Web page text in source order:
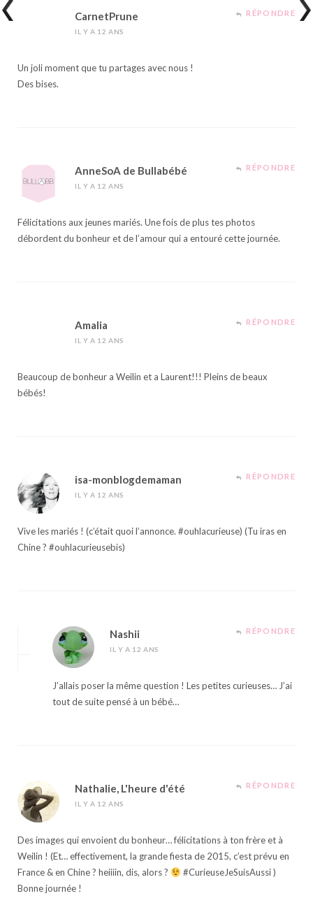
CarnetPrune
IL Y A 12 ANS
RÉPONDRE
Un joli moment que tu partages avec nous !
Des bises.
AnneSoA de Bullabébé
IL Y A 12 ANS
RÉPONDRE
Félicitations aux jeunes mariés. Une fois de plus tes photos
débordent du bonheur et de l’amour qui a entouré cette journée.
Amalia
IL Y A 12 ANS
RÉPONDRE
Beaucoup de bonheur a Weilin et a Laurent!!! Pleins de beaux
bébés!
isa-monblogdemaman
IL Y A 12 ANS
RÉPONDRE
Vive les mariés ! (c’était quoi l’annonce. #ouhlacurieuse) (Tu iras en
Chine ? #ouhlacurieusebis)
Nashii
IL Y A 12 ANS
RÉPONDRE
J’allais poser la même question ! Les petites curieuses… J’ai
tout de suite pensé à un bébé…
Nathalie, L'heure d'été
IL Y A 12 ANS
RÉPONDRE
Des images qui envoient du bonheur… félicitations à ton frère et à
Weilin ! (Et… effectivement, la grande fiesta de 2015, c’est prévu en
France & en Chine ? heiiiin, dis, alors ?
#CurieuseJeSuisAussi )
Bonne journée !